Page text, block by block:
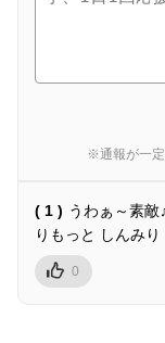
※通報が一定
( 1 ) うわぁ～素
りもっと しんみ
0